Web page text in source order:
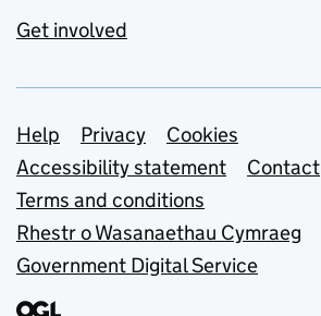
Get involved
Support links
Help Privacy
Cookies
Accessibility statement
Contact
Terms and conditions
Rhestr o Wasanaethau Cymraeg
Government Digital Service